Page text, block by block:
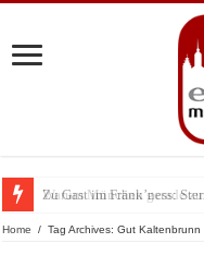
Warum München gerade
Home / Tag Archives: Gut Kaltenbrunn